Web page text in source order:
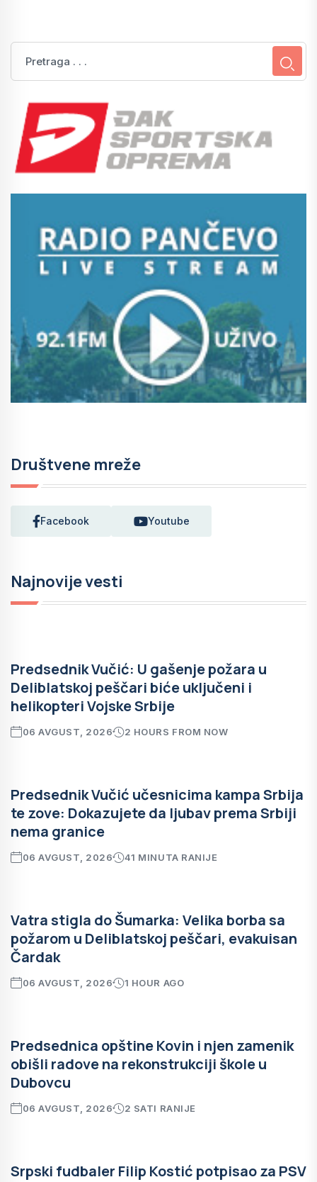
Društvene mreže
Facebook Youtube
Najnovije vesti
Predsednik Vučić: U gašenje požara u
Deliblatskoj peščari biće uključeni i
helikopteri Vojske Srbije
06 AVGUST, 2026 2 HOURS FROM NOW
Predsednik Vučić učesnicima kampa Srbija
te zove: Dokazujete da ljubav prema Srbiji
nema granice
06 AVGUST, 2026 41 MINUTA RANIJE
Vatra stigla do Šumarka: Velika borba sa
požarom u Deliblatskoj peščari, evakuisan
Čardak
06 AVGUST, 2026 1 HOUR AGO
Predsednica opštine Kovin i njen zamenik
obišli radove na rekonstrukciji škole u
Dubovcu
06 AVGUST, 2026 2 SATI RANIJE
Srpski fudbaler Filip Kostić potpisao za PSV